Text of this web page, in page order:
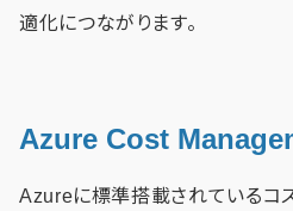
適化につながります。
Azure Cost
Azureに標準搭載されているコ